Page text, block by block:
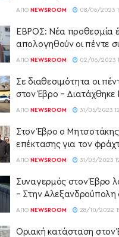
ΑΠΌ NEWSROOM 08/06/2023
ΕΒΡΟΣ: Νέα προθεσμία
απολογηθούν οι πέντε
ΑΠΌ NEWSROOM 02/06/2023
Σε διαθεσιμότητα οι
στον Έβρο – Διατάχθηκε
ΑΠΌ NEWSROOM 31/05/2023
Στον Έβρο ο
επέκτασης για τον
ΑΠΌ NEWSROOM 31/03/2023
Συναγερμός στον Έβρο
– Στην Αλεξανδρούπολη
ΑΠΌ NEWSROOM 28/10/2022
Οριακή κατάσταση στον